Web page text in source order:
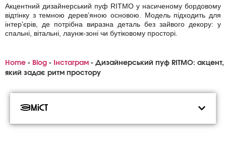
Home - Blog - Інстаграм - Дизайнерський пуф RITMO: акцент,
який задає ритм простору
Акцентний дизайнерський пуф RITMO у насиченому бордовому
відтінку з темною дерев’яною основою. Модель підходить для
інтер’єрів, де потрібна виразна деталь без зайвого декору: у
спальні, вітальні, лаунж-зоні чи бутіковому просторі.
Зміст